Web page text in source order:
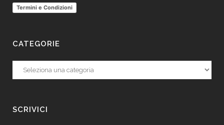
Termini e Condizioni
CATEGORIE
Categorie
SCRIVICI